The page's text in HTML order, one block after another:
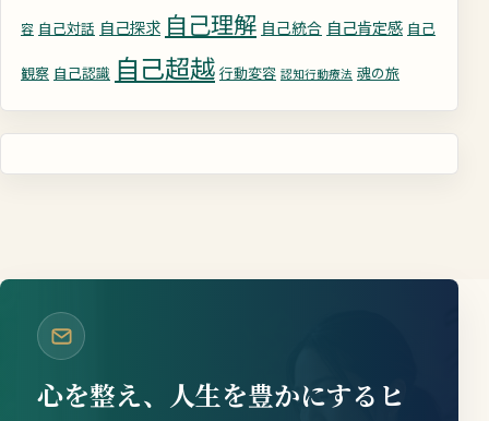
容 自己対話 自己探求 自己理解 自己統合 自己肯定感 自己
観察 自己認識 自己超越 行動変容 認知行動療法 魂の旅
心を整え、人生を豊かにするヒ